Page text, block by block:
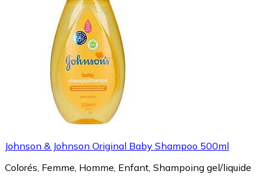
Johnson & Johnson Original Baby Shampoo 500ml
Colorés, Femme, Homme, Enfant, Shampoing gel/liquide